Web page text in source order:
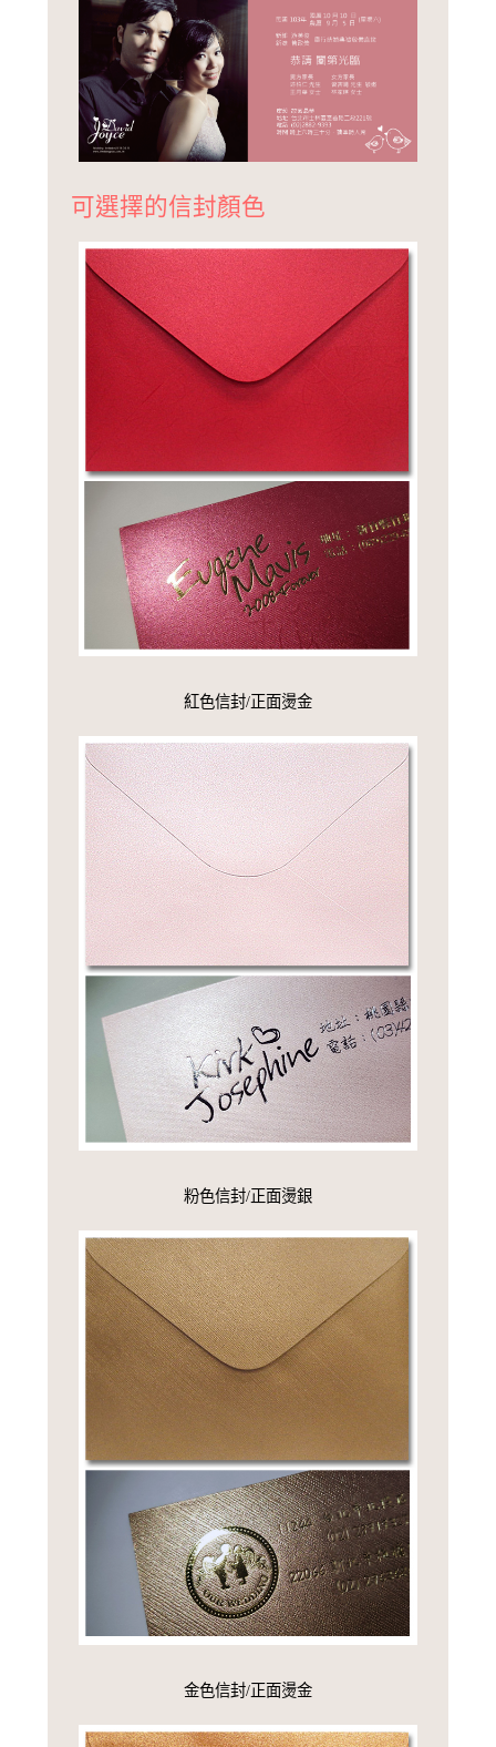
可選擇的信封顏色
紅色信封/正面燙金
粉色信封/正面燙銀
金色信封/正面燙金